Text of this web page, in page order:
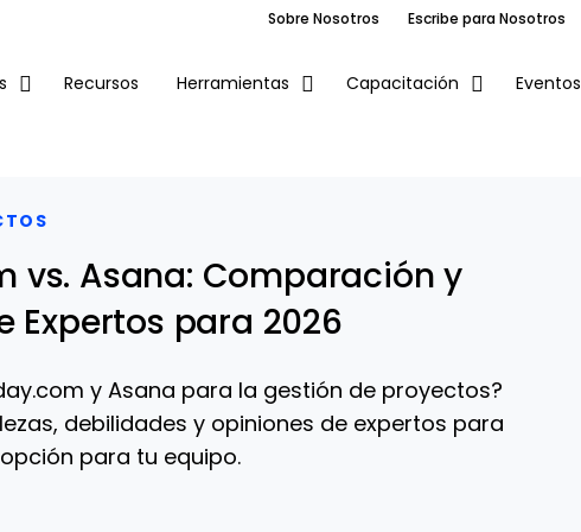
Sobre Nosotros Escribe para Nosotros
Recursos Herramientas Capacitación Eventos
vs. Asana: Comparación y
Expertos para 2026
y Asana para la gestión de proyectos?
debilidades y opiniones de expertos para
para tu equipo.